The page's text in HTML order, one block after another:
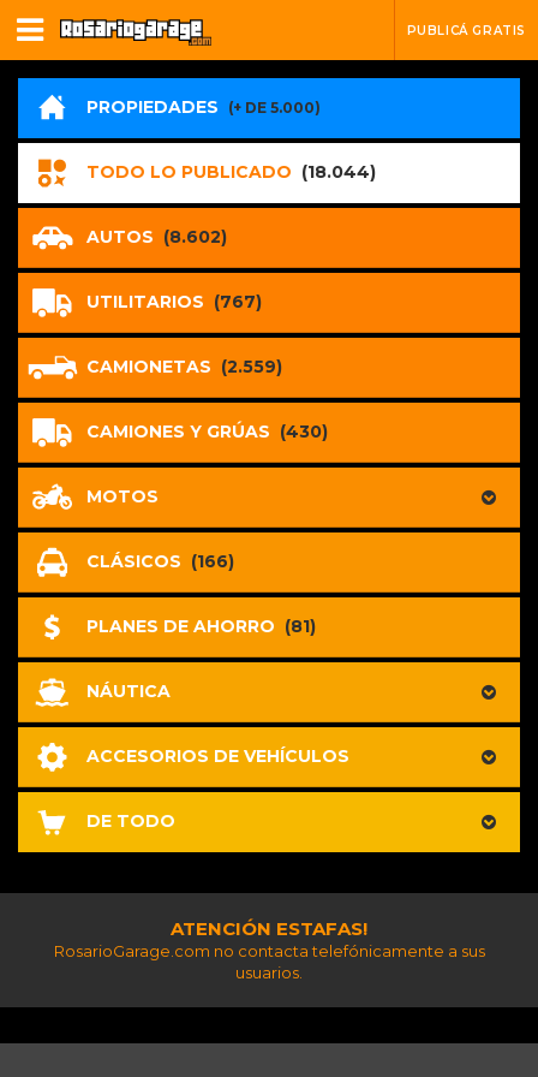
PUBLICÁ GRATIS
PROPIEDADES (+ DE 5.000)
TODO LO PUBLICADO (18.044)
AUTOS (8.602)
UTILITARIOS (767)
CAMIONETAS (2.559)
CAMIONES Y GRÚAS (430)
MOTOS
CLÁSICOS (166)
PLANES DE AHORRO (81)
NÁUTICA
ACCESORIOS DE VEHÍCULOS
DE TODO
ATENCIÓN ESTAFAS!
RosarioGarage.com no contacta telefónicamente a sus
usuarios.